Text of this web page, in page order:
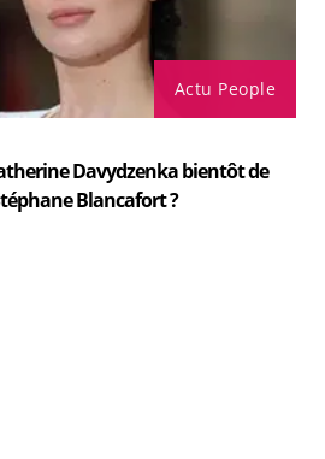
Actu People
Davydzenka bientôt de
Blancafort ?